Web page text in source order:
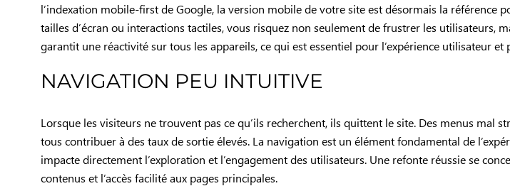
l’indexation mobile-first de Google, la version mobile de votre site est désormais la référence
tailles d’écran ou interactions tactiles, vous risquez non seulement de frustrer les utilisateurs,
garantit une réactivité sur tous les appareils, ce qui est essentiel pour l’expérience utilisateur
NAVIGATION PEU INTUITIVE
Lorsque les visiteurs ne trouvent pas ce qu’ils recherchent, ils quittent le site. Des menus mal
tous contribuer à des taux de sortie élevés. La navigation est un élément fondamental de
impacte directement l’exploration et l’engagement des utilisateurs. Une refonte réussie se
contenus et l’accès facilité aux pages principales.